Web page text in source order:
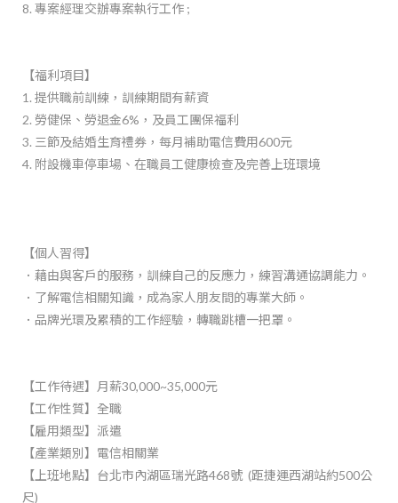
8. 專案經理交辦專案執行工作 ;
【福利項目】
1. 提供職前訓練，訓練期間有薪資
2. 勞健保、勞退金6%，及員工團保福利
3. 三節及結婚生育禮券，每月補助電信費用600元
4. 附設機車停車場、在職員工健康檢查及完善上班環境
【個人習得】
．藉由與客戶的服務，訓練自己的反應力，練習溝通協調能力。
．了解電信相關知識，成為家人朋友間的專業大師。
．品牌光環及累積的工作經驗，轉職跳槽一把罩。
【工作待遇】月薪30,000~35,000元
【工作性質】全職
【雇用類型】派遣
【產業類別】電信相關業
【上班地點】 台北市內湖區瑞光路468號 (距捷運西湖站約500公
尺)